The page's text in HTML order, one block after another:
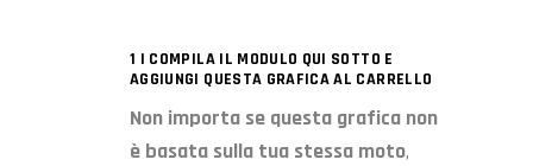
1 | COMPILA IL MODULO QUI SOTTO E
AGGIUNGI QUESTA GRAFICA AL CARRELLO
Non importa se questa grafica non
è basata sulla tua stessa moto,